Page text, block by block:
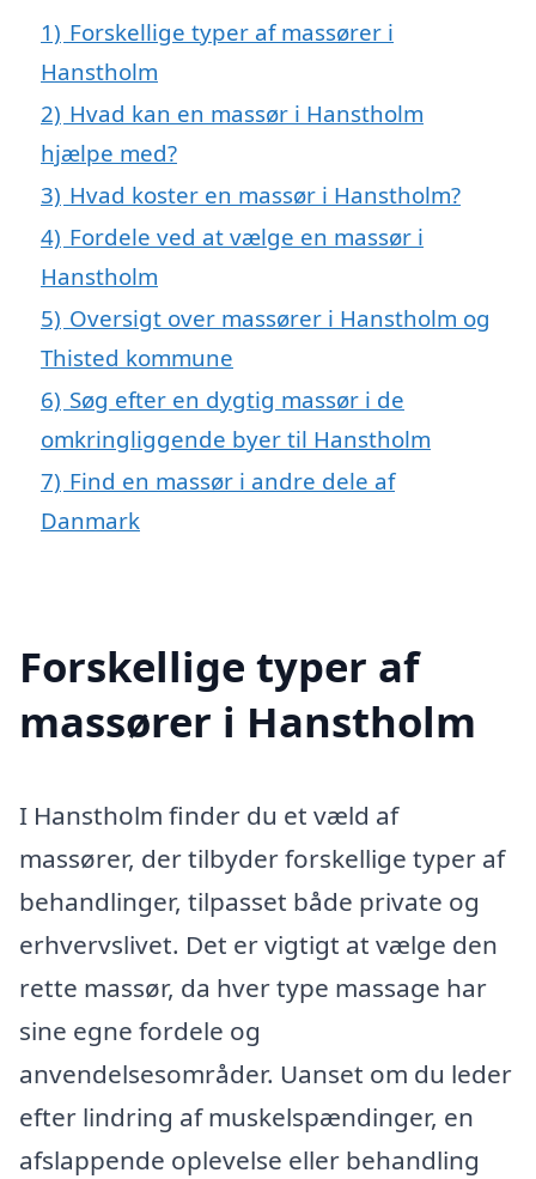
1) Forskellige typer af massører i
Hanstholm
2) Hvad kan en massør i Hanstholm
hjælpe med?
3) Hvad koster en massør i Hanstholm?
4) Fordele ved at vælge en massør i
Hanstholm
5) Oversigt over massører i Hanstholm og
Thisted kommune
6) Søg efter en dygtig massør i de
omkringliggende byer til Hanstholm
7) Find en massør i andre dele af
Danmark
Forskellige typer af
massører i Hanstholm
I Hanstholm finder du et væld af
massører, der tilbyder forskellige typer af
behandlinger, tilpasset både private og
erhvervslivet. Det er vigtigt at vælge den
rette massør, da hver type massage har
sine egne fordele og
anvendelsesområder. Uanset om du leder
efter lindring af muskelspændinger, en
afslappende oplevelse eller behandling